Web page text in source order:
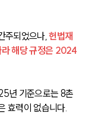
주되었으나, 헌법재
해당 규정은 2024
년 기준으로는 8촌
효력이 없습니다.